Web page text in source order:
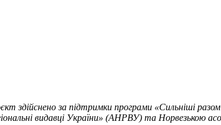
здійснено за підтримки програми «Сильніші
видавці України» (АНРВУ) та Норвезькою